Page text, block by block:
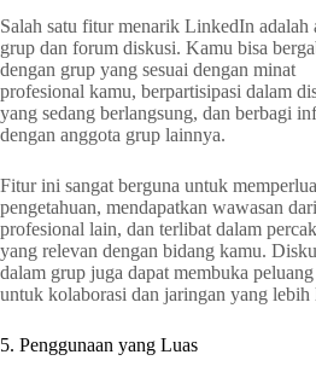
Salah satu fitur menarik LinkedIn adalah
grup dan forum diskusi. Kamu bisa
dengan grup yang sesuai dengan minat
profesional kamu, berpartisipasi dalam
yang sedang berlangsung, dan berbagi
dengan anggota grup lainnya.
Fitur ini sangat berguna untuk
pengetahuan, mendapatkan wawasan dari
profesional lain, dan terlibat dalam
yang relevan dengan bidang kamu.
dalam grup juga dapat membuka
untuk kolaborasi dan jaringan yang lebih
5. Penggunaan yang Luas